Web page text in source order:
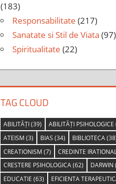
(183)
Responsabilitate (217)
Sanatate si Stil de Viata (97)
Spiritualitate (22)
TAG CLOUD
ABILITĂȚI(39) ABILITĂȚI PSIHOLOGICE
ATEISM (3) BIAS (34) BIBLIOTECA
CREATIONISM (7) CREDINTE
CRESTERE PSIHOLOGICA(62) DARWIN
EDUCATIE (63) EFICIENTA